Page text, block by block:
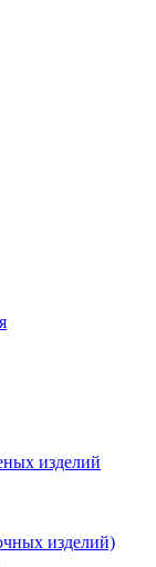
изделий
изделий)